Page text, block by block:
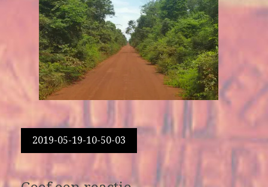
Berichtnavigatie
2019-05-19-10-50-03